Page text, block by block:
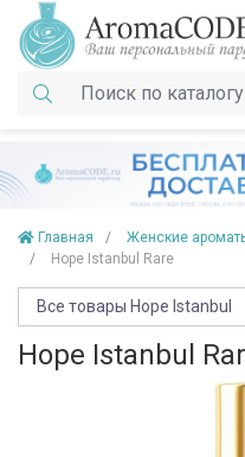
Главная Женские
Hope Istanbul Rare
Все товары Hope Istanbul
Hope Istanbul